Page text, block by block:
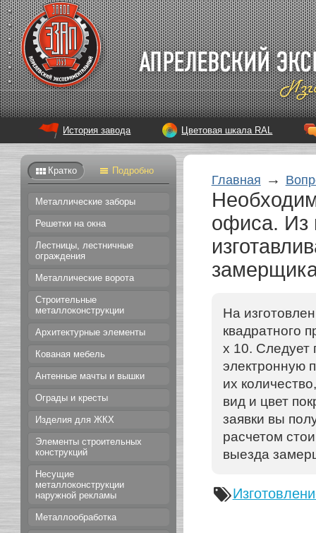
История завода Цветовая шкала RAL
Кратко Подробно
Металлические заборы
Решетки на окна
Лестницы, лестничные
ограждения
Металлические ворота
Строительные
металлоконструкции
Архитектурные элементы
Кованая мебель
Антенные мачты и вышки
Ограды и кресты
Изделия для ЖКХ
Элементы строительных
конструкций
Несущие
металлоконструкции
наружной рекламы
Металлообработка
Главная →
офиса. Из
На
квадратного
х 10. Следует
электронную
их
вид и цвет
заявки вы
расчетом
выезда